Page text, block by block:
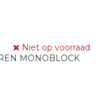
Niet op voorraad
MONOBLOCK